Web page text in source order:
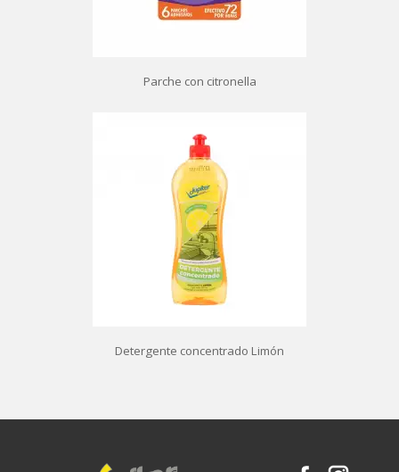
Parche con citronella
Detergente concentrado Limón